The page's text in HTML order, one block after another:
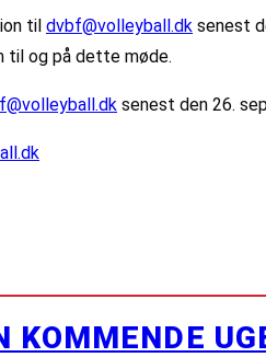
til dvbf@volleyball.dk senest
til og på dette møde.
senest den 26.
KOMMENDE